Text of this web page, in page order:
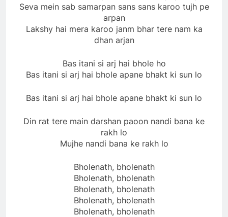
Seva mein sab samarpan sans sans karoo tujh pe
arpan
Lakshy hai mera karoo janm bhar tere nam ka
dhan arjan
Bas itani si arj hai bhole ho
Bas itani si arj hai bhole apane bhakt ki sun lo
Bas itani si arj hai bhole apane bhakt ki sun lo
Din rat tere main darshan paoon nandi bana ke
rakh lo
Mujhe nandi bana ke rakh lo
Bholenath, bholenath
Bholenath, bholenath
Bholenath, bholenath
Bholenath, bholenath
Bholenath, bholenath